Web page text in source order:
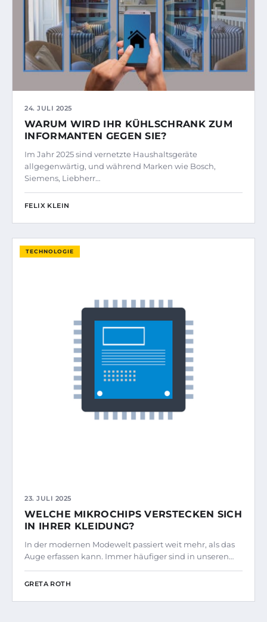
24. JULI 2025
WARUM WIRD IHR KÜHLSCHRANK ZUM
INFORMANTEN GEGEN SIE?
Im Jahr 2025 sind vernetzte Haushaltsgeräte
allgegenwärtig, und während Marken wie Bosch,
Siemens, Liebherr…
FELIX KLEIN
TECHNOLOGIE
23. JULI 2025
WELCHE MIKROCHIPS VERSTECKEN SICH
IN IHRER KLEIDUNG?
In der modernen Modewelt passiert weit mehr, als das
Auge erfassen kann. Immer häufiger sind in unseren…
GRETA ROTH